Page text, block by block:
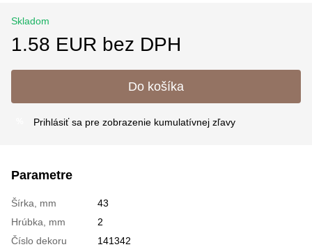
Skladom
1.58 EUR bez DPH
Do košíka
Prihlásiť sa pre zobrazenie kumulatívnej zľavy
Parametre
Šírka, mm
43
Hrúbka, mm
2
Číslo dekoru
141342